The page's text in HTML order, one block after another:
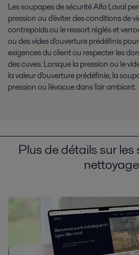
Les soupapes de sécurité Alfa Laval
pression ou d'éviter des conditions de
contrepoids ou le ressort réglés et
ou des vides d'ouverture prédéfinis
exigences du client ou respecter les
des cuves. Lorsque la pression ou le
la valeur d'ouverture prédéfinie, la
pression ou l'évacue dans l'air ambiant.
Plus de détails sur
nettoyage